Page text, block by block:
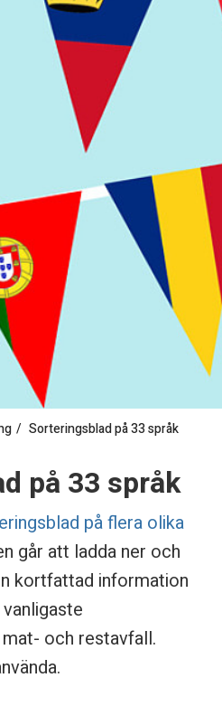
Sorteringsblad på 33 språk
på 33 språk
på flera olika
går att ladda ner och
kortfattad information
och restavfall.